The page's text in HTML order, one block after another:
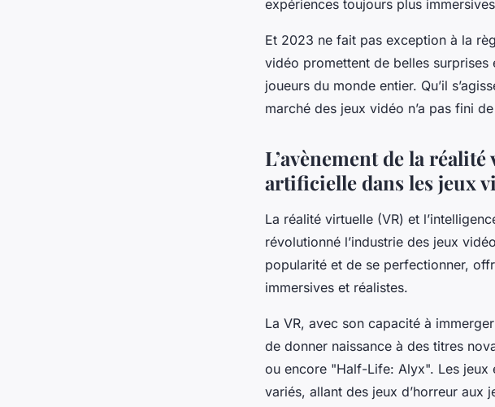
expériences toujours plus
Et 2023 ne fait pas exception à la
vidéo promettent de belles surprises
joueurs du monde entier. Qu’il
marché des jeux vidéo n’a pas fini
L’avènement de la
artificielle dans les jeux
La réalité virtuelle (VR) et
révolutionné l’industrie des jeux
popularité et de se perfectionner,
immersives et réalistes.
La VR, avec son capacité à
de donner naissance à des titres
ou encore "Half-Life: Alyx". Les jeux
variés, allant des jeux d’horreur aux